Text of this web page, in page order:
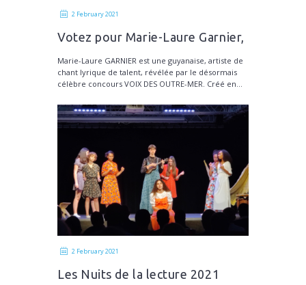
2 February 2021
Votez pour Marie-Laure Garnier,
Musique Classique
Marie-Laure GARNIER est une guyanaise, artiste de
chant lyrique de talent, révélée par le désormais
célèbre concours VOIX DES OUTRE-MER. Créé en...
2 February 2021
Les Nuits de la lecture 2021